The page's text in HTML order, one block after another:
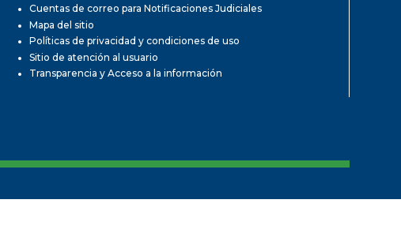
Cuentas de correo para Notificaciones Judiciales
Mapa del sitio
Políticas de privacidad y condiciones de uso
Sitio de atención al usuario
Transparencia y Acceso a la información